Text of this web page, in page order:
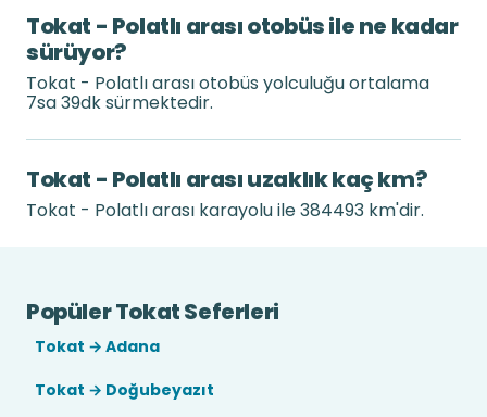
Tokat - Polatlı arası otobüs ile ne kadar
sürüyor?
Tokat - Polatlı arası otobüs yolculuğu ortalama
7sa 39dk sürmektedir.
Tokat - Polatlı arası uzaklık kaç km?
Tokat - Polatlı arası karayolu ile 384493 km'dir.
Popüler Tokat Seferleri
Tokat → Adana
Tokat → Doğubeyazıt